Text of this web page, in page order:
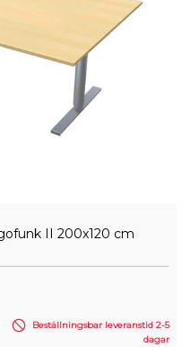
II 200x120 cm
Beställningsbar leveranstid 2-5
dagar